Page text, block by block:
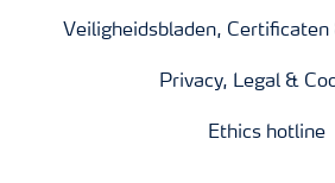
Veiligheidsbladen, Certificaten
Privacy, Legal &
Ethics hotline